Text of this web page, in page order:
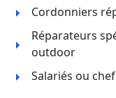
Cordonniers
Réparateurs
outdoor
Salariés ou